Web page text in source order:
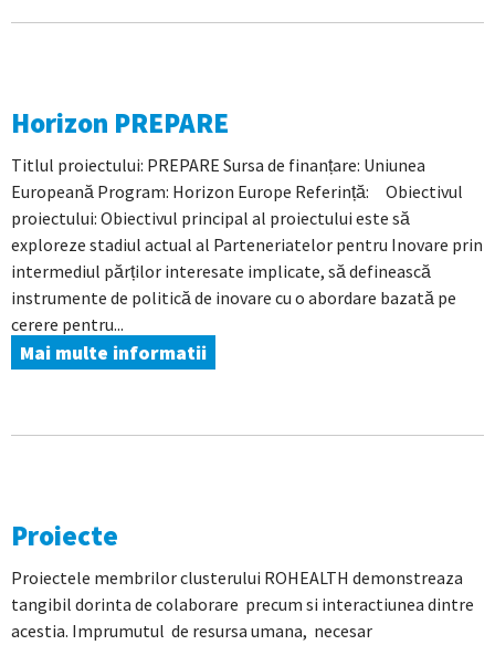
Horizon PREPARE
Titlul proiectului: PREPARE Sursa de finanțare: Uniunea
Europeană Program: Horizon Europe Referință: Obiectivul
proiectului: Obiectivul principal al proiectului este să
exploreze stadiul actual al Parteneriatelor pentru Inovare prin
intermediul părților interesate implicate, să definească
instrumente de politică de inovare cu o abordare bazată pe
cerere pentru...
Mai multe informatii
Proiecte
Proiectele membrilor clusterului ROHEALTH demonstreaza
tangibil dorinta de colaborare precum si interactiunea dintre
acestia. Imprumutul de resursa umana, necesar